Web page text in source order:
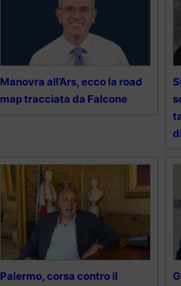
Manovra all’Ars, ecco la road
map tracciata da Falcone
Palermo, corsa contro il